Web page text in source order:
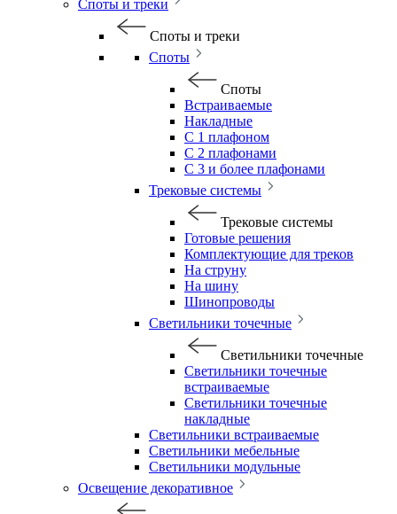
Споты и треки
Споты и треки
Споты
Споты
Встраиваемые
Накладные
С 1 плафоном
С 2 плафонами
С 3 и более плафонами
Трековые системы
Трековые системы
Готовые решения
Комплектующие для треков
На струну
На шину
Шинопроводы
Светильники точечные
Светильники точечные
Светильники точечные
встраиваемые
Светильники точечные
накладные
Светильники встраиваемые
Светильники мебельные
Светильники модульные
Освещение декоративное